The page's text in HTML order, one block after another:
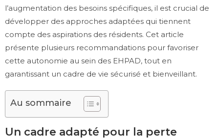
l’augmentation des besoins spécifiques, il est crucial de
développer des approches adaptées qui tiennent
compte des aspirations des résidents. Cet article
présente plusieurs recommandations pour favoriser
cette autonomie au sein des EHPAD, tout en
garantissant un cadre de vie sécurisé et bienveillant.
Au sommaire
Un cadre adapté pour la perte